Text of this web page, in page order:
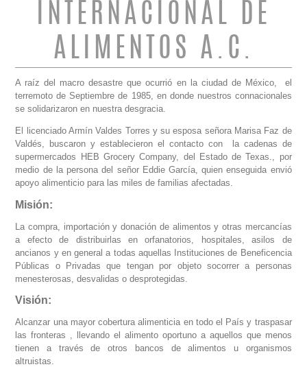
INTERNACIONAL DE
ALIMENTOS A.C.
A raíz del macro desastre que ocurrió en la ciudad de México, el
terremoto de Septiembre de 1985, en donde nuestros connacionales
se solidarizaron en nuestra desgracia.
El licenciado Armín Valdes Torres y su esposa señora Marisa Faz de
Valdés, buscaron y establecieron el contacto con la cadenas de
supermercados HEB Grocery Company, del Estado de Texas., por
medio de la persona del señor Eddie García, quien enseguida envió
apoyo alimenticio para las miles de familias afectadas.
Misión:
La compra, importación y donación de alimentos y otras mercancías
a efecto de distribuirlas en orfanatorios, hospitales, asilos de
ancianos y en general a todas aquellas Instituciones de Beneficencia
Públicas o Privadas que tengan por objeto socorrer a personas
menesterosas, desvalidas o desprotegidas.
Visión:
Alcanzar una mayor cobertura alimenticia en todo el País y traspasar
las fronteras , llevando el alimento oportuno a aquellos que menos
tienen a través de otros bancos de alimentos u organismos
altruistas.